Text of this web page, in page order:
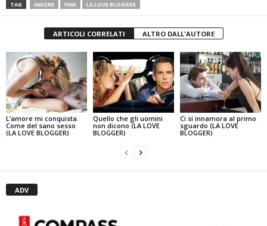
TAG AMORE FINE LA LOVE BLOGGER
ARTICOLI CORRELATI ALTRO DALL'AUTORE
L’amore mi conquista.
Come del sano sesso
(LA LOVE BLOGGER)
Quello che gli uomini
non dicono (LA LOVE
BLOGGER)
Ci si innamora al primo
sguardo (LA LOVE
BLOGGER)
ADV